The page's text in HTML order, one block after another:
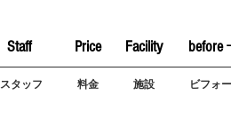
Staff Price Facility before
スタッフ 料金 施設 ビフォ